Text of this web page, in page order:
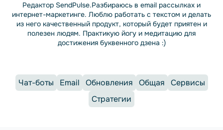
Редактор SendPulse.Разбираюсь в email рассылках и
интернет-маркетинге. Люблю работать с текстом и делать
из него качественный продукт, который будет приятен и
полезен людям. Практикую йогу и медитацию для
достижения буквенного дзена :)
Чат-боты Email Обновления Общая
Сервисы
Стратегии